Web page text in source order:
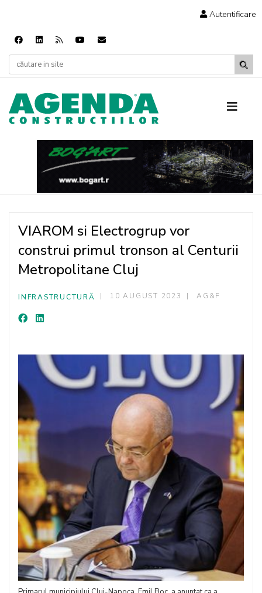
Autentificare
VIAROM si Electrogrup vor
construi primul tronson al Centurii
Metropolitane Cluj
INFRASTRUCTURĂ 10 AUGUST 2023 AG&F